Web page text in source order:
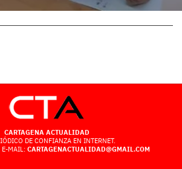
CARTAGENA ACTUALIDAD
DE CONFIANZA EN INTERNET.
MAIL: CARTAGENACTUALIDAD@GMAIL.COM